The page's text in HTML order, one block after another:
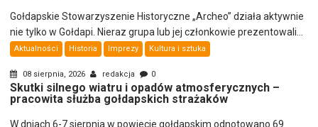
Gołdapskie Stowarzyszenie Historyczne „Archeo” działa aktywnie
nie tylko w Gołdapi. Nieraz grupa lub jej członkowie prezentowali...
Aktualności Historia Imprezy Kultura i sztuka
08 sierpnia, 2026 redakcja 0
Skutki silnego wiatru i opadów atmosferycznych –
pracowita służba gołdapskich strażaków
W dniach 6-7 sierpnia w powiecie gołdapskim odnotowano 69